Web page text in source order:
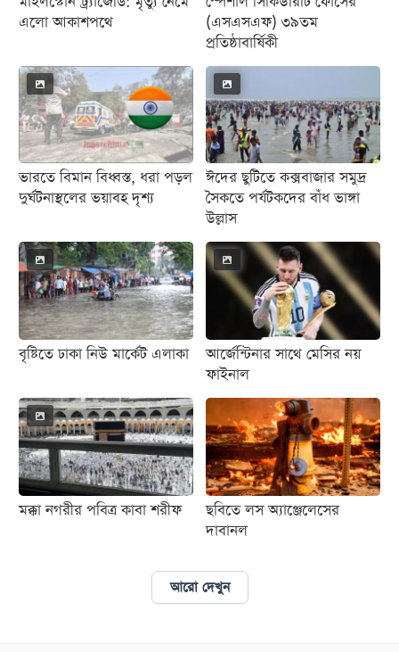
এলো আকাশপথে
(এসএসএফ) ৩৯তম
প্রতিষ্ঠাবার্ষিকী
ভারতে বিমান বিধ্বস্ত, ধরা পড়ল
দুর্ঘটনাস্থলের ভয়াবহ দৃশ্য
ঈদের ছুটিতে কক্সবাজার সমুদ্র
সৈকতে পর্যটকদের বাঁধ ভাঙ্গা
উল্লাস
বৃষ্টিতে ঢাকা নিউ মার্কেট এলাকা
আর্জেন্টিনার সাথে মেসির নয়
ফাইনাল
মক্কা নগরীর পবিত্র কাবা শরীফ
ছবিতে লস অ্যাঞ্জেলেসের
দাবানল
আরো দেখুন